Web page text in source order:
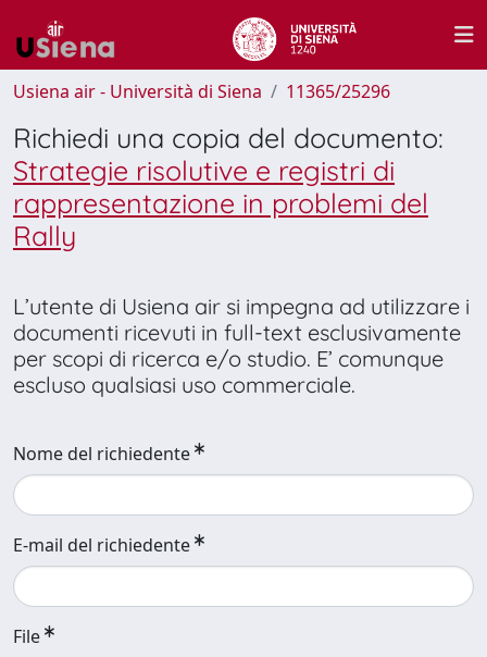
Usiena air - Università di Siena 11365/25296
Richiedi una copia del documento:
Strategie risolutive e registri di
rappresentazione in problemi del
Rally
L’utente di Usiena air si impegna ad utilizzare i
documenti ricevuti in full-text esclusivamente
per scopi di ricerca e/o studio. E’ comunque
escluso qualsiasi uso commerciale.
Nome del richiedente
E-mail del richiedente
File